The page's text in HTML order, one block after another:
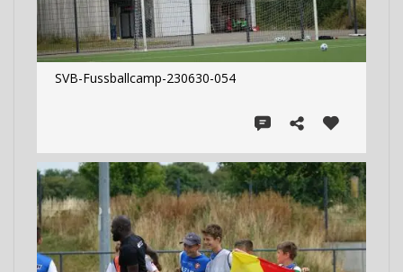
SVB-Fussballcamp-230630-054